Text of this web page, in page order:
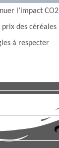
l’impact CO2
prix des céréales
à respecter